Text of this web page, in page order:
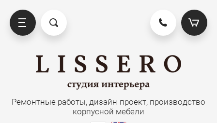
Ремонтные работы, дизайн-проект, производство
корпусной мебели